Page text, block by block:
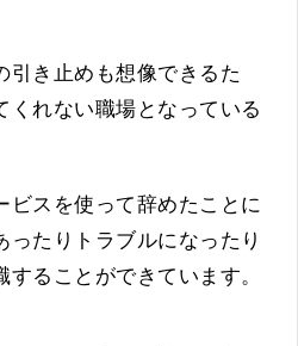
引き止めも想像できるた
くれない職場となっている
ビスを使って辞めたことに
ったりトラブルになったり
ることができています。